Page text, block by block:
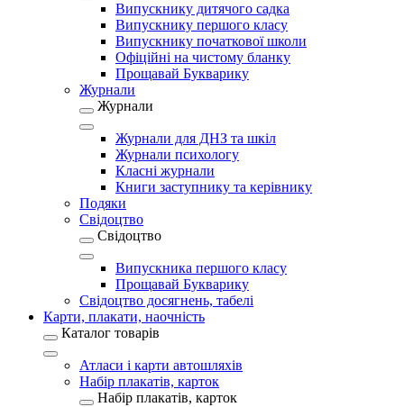
Випускнику дитячого садка
Випускнику першого класу
Випускнику початкової школи
Офіційні на чистому бланку
Прощавай Букварику
Журнали
Журнали
Журнали для ДНЗ та шкіл
Журнали психологу
Класні журнали
Книги заступнику та керівнику
Подяки
Свідоцтво
Свідоцтво
Випускника першого класу
Прощавай Букварику
Свідоцтво досягнень, табелі
Карти, плакати, наочність
Каталог товарів
Атласи і карти автошляхів
Набір плакатів, карток
Набір плакатів, карток